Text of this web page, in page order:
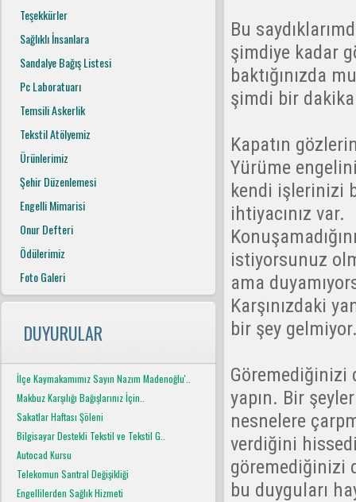
Teşekkürler
Sağlıklı İnsanlara
Sandalye Bağış Listesi
Pc Laboratuarı
Temsili Askerlik
Tekstil Atölyemiz
Ürünlerimiz
Şehir Düzenlemesi
Engelli Mimarisi
Onur Defteri
Ödülerimiz
Foto Galeri
DUYURULAR
İlçe Kaymakamımız Sayın Nazım Madenoğlu'..
Makbuz Karşılığı Bağışlarınız İçin..
Sakatlar Haftası Şöleni
Bilgisayar Destekli Tekstil ve Tekstil G..
Autocad Kursu
Telekomun Santral Değişikliği
Engellilerden Sağlık Hizmeti
Bu
şimdiye kadar
baktığınızda
şimdi bir
Kapatın
Yürüme
kendi işlerinizi
ihtiyacınız var.
istiyorsunuz
ama
Karşınızdaki
bir şey
Göremediğinizi
yapın. Bir
nesnelere
verdiğini
göremediğinizi
bu duyguları